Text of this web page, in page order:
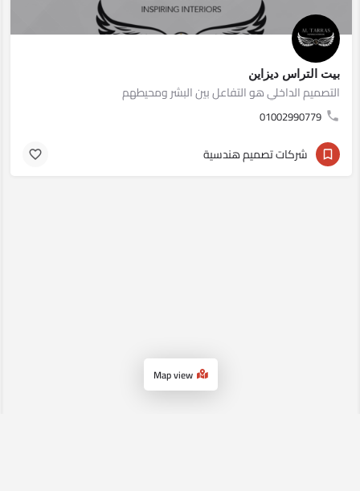
بيت التراس ديزاين
التصميم الداخلي هو التفاعل بين البشر ومحيطهم
01002990779
شركات تصميم هندسية
Map view